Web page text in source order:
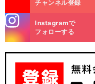
チャンネル登録
m
Instagramで
フォローする